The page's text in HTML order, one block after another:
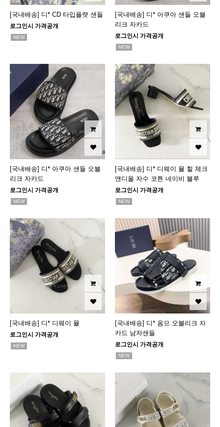
[국내배송] 디* CD 타입플랫 샌들
로그인시 가격공개
NEW
[국내배송] 디* 아쿠아 샌들 오블
리크 자카드
로그인시 가격공개
NEW
[국내배송] 디* 아쿠아 샌들 오블
리크 자카드
로그인시 가격공개
NEW
[국내배송] 디* 디웨이 뮬 힐 체크
앤디올 자수 코튼 네이비 블루
로그인시 가격공개
NEW
[국내배송] 디* 디웨이 뮬
로그인시 가격공개
NEW
[국내배송] 디* 옴므 오블리크 자
카드 남자샌들
로그인시 가격공개
NEW